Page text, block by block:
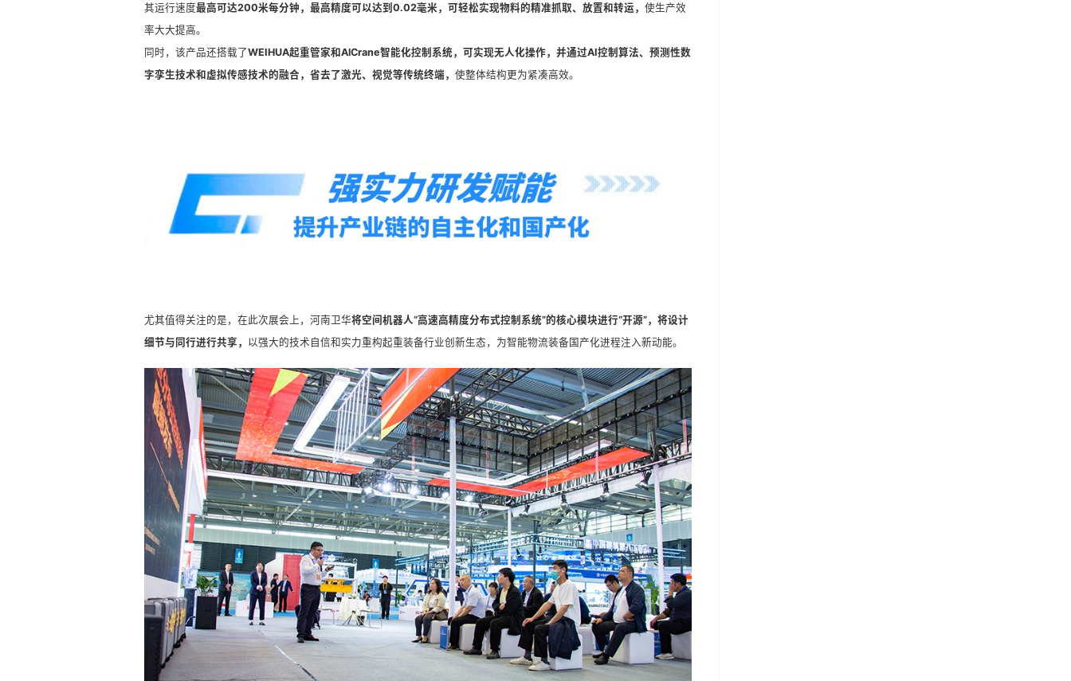
其运行速度最高可达200米每分钟，最高精度可以达到0.02毫米，可轻松实现物料的精准抓取、放置和转运，使生产效
率大大提高。
同时，该产品还搭载了WEIHUA起重管家和AlCrane智能化控制系统，可实现无人化操作，并通过AI控制算法、预测性数
字孪生技术和虚拟传感技术的融合，省去了激光、视觉等传统终端，使整体结构更为紧凑高效。
尤其值得关注的是，在此次展会上，河南卫华将空间机器人“高速高精度分布式控制系统”的核心模块进行“开源”，将设计
细节与同行进行共享， 以强大的技术自信和实力重构起重装备行业创新生态，为智能物流装备国产化进程注入新动能。